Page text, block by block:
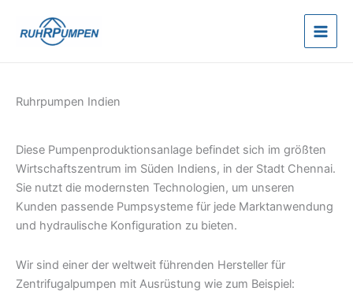
Inhalt
springen
Ruhrpumpen Indien
Diese Pumpenproduktionsanlage befindet sich im größten
Wirtschaftszentrum im Süden Indiens, in der Stadt Chennai.
Sie nutzt die modernsten Technologien, um unseren
Kunden passende Pumpsysteme für jede Marktanwendung
und hydraulische Konfiguration zu bieten.
Wir sind einer der weltweit führenden Hersteller für
Zentrifugalpumpen mit Ausrüstung wie zum Beispiel: